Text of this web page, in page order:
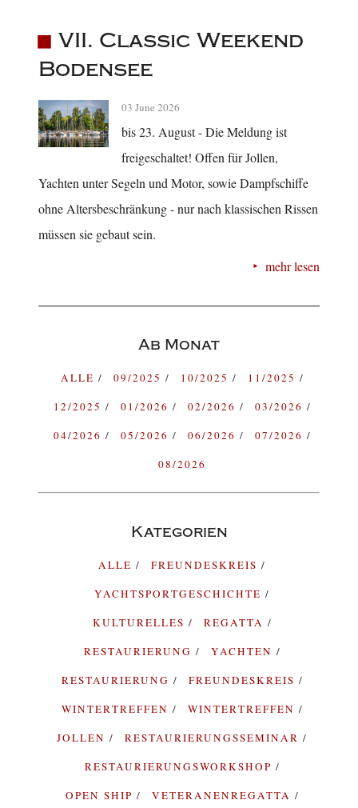
VII. Classic Weekend
Bodensee
03 June 2026
bis 23. August - Die Meldung ist
freigeschaltet! Offen für Jollen,
Yachten unter Segeln und Motor, sowie Dampfschiffe
ohne Altersbeschränkung - nur nach klassischen Rissen
müssen sie gebaut sein.
mehr lesen
Ab Monat
ALLE 09/2025 10/2025
11/2025
12/2025
01/2026 02/2026
03/2026
04/2026
05/2026 06/2026
07/2026
08/2026
Kategorien
ALLE
FREUNDESKREIS
YACHTSPORTGESCHICHTE
KULTURELLES
REGATTA
RESTAURIERUNG
YACHTEN
RESTAURIERUNG
FREUNDESKREIS
WINTERTREFFEN
WINTERTREFFEN
JOLLEN
RESTAURIERUNGSSEMINAR
RESTAURIERUNGSWORKSHOP
OPEN SHIP
VETERANENREGATTA